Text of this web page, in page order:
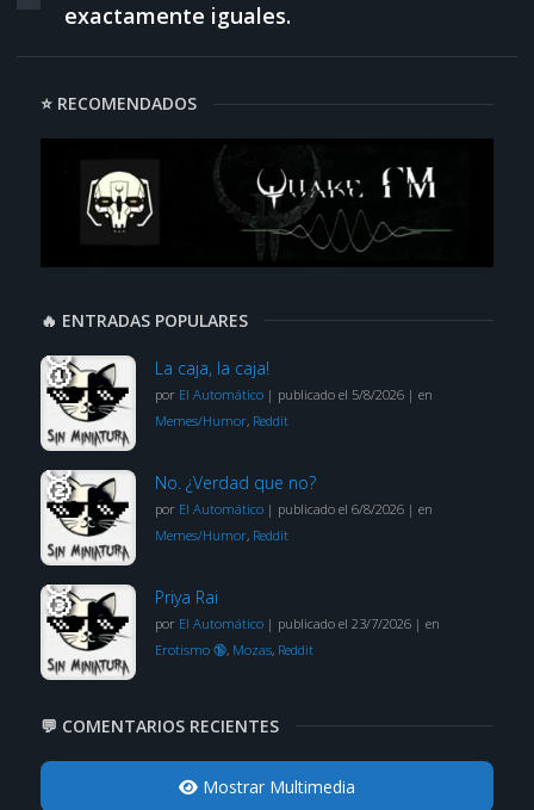
exactamente iguales.
⭐ RECOMENDADOS
🔥 ENTRADAS POPULARES
La caja, la caja!
por El Automático| publicado el 5/8/2026| en
Memes/Humor, Reddit
No. ¿Verdad que no?
por El Automático| publicado el 6/8/2026| en
Memes/Humor, Reddit
Priya Rai
por El Automático| publicado el 23/7/2026| en
Erotismo 🔞, Mozas, Reddit
💬 COMENTARIOS RECIENTES
Mostrar Multimedia